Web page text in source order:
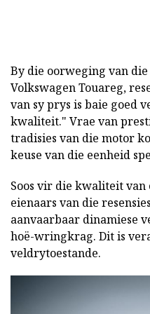
By die oorweging van
Volkswagen Touareg,
van sy prys is baie goed
kwaliteit." Vrae van
tradisies van die motor
keuse van die eenheid
Soos vir die kwaliteit van
eienaars van die
aanvaarbaar dinamiese
hoë-wringkrag. Dit is
veldrytoestande.